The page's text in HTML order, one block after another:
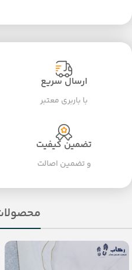
ارسال سریع
با باربری معتبر
تضمین کیفیت
و تضمین اصالت